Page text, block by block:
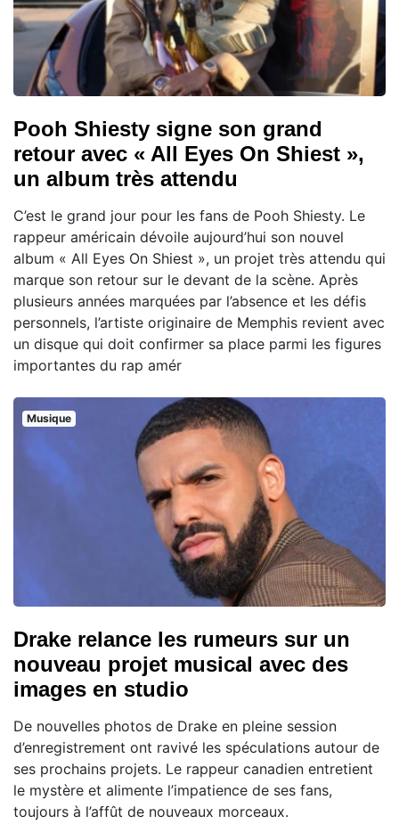
Pooh Shiesty signe son grand
retour avec « All Eyes On Shiest »,
un album très attendu
C’est le grand jour pour les fans de Pooh Shiesty. Le
rappeur américain dévoile aujourd’hui son nouvel
album « All Eyes On Shiest », un projet très attendu qui
marque son retour sur le devant de la scène. Après
plusieurs années marquées par l’absence et les défis
personnels, l’artiste originaire de Memphis revient avec
un disque qui doit confirmer sa place parmi les figures
importantes du rap amér
Musique
Drake relance les rumeurs sur un
nouveau projet musical avec des
images en studio
De nouvelles photos de Drake en pleine session
d’enregistrement ont ravivé les spéculations autour de
ses prochains projets. Le rappeur canadien entretient
le mystère et alimente l’impatience de ses fans,
toujours à l’affût de nouveaux morceaux.